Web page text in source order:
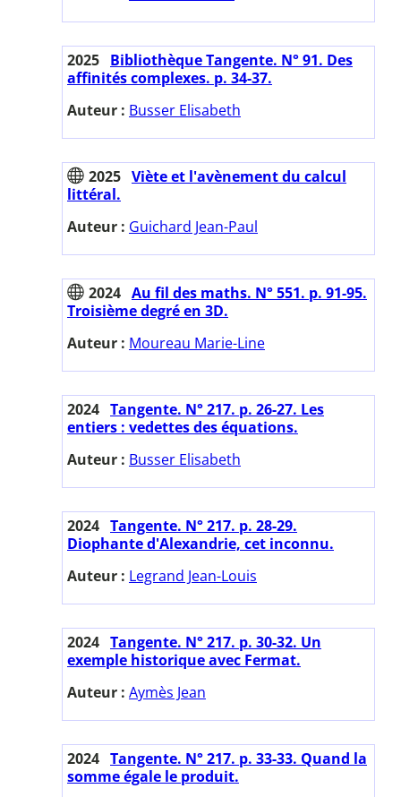
2025 Bibliothèque Tangente. N° 91. Des
affinités complexes. p. 34-37.
Auteur : Busser Elisabeth
2025 Viète et l'avènement du calcul
littéral.
Auteur : Guichard Jean-Paul
2024 Au fil des maths. N° 551. p. 91-95.
Troisième degré en 3D.
Auteur : Moureau Marie-Line
2024 Tangente. N° 217. p. 26-27. Les
entiers : vedettes des équations.
Auteur : Busser Elisabeth
2024 Tangente. N° 217. p. 28-29.
Diophante d'Alexandrie, cet inconnu.
Auteur : Legrand Jean-Louis
2024 Tangente. N° 217. p. 30-32. Un
exemple historique avec Fermat.
Auteur : Aymès Jean
2024 Tangente. N° 217. p. 33-33. Quand la
somme égale le produit.